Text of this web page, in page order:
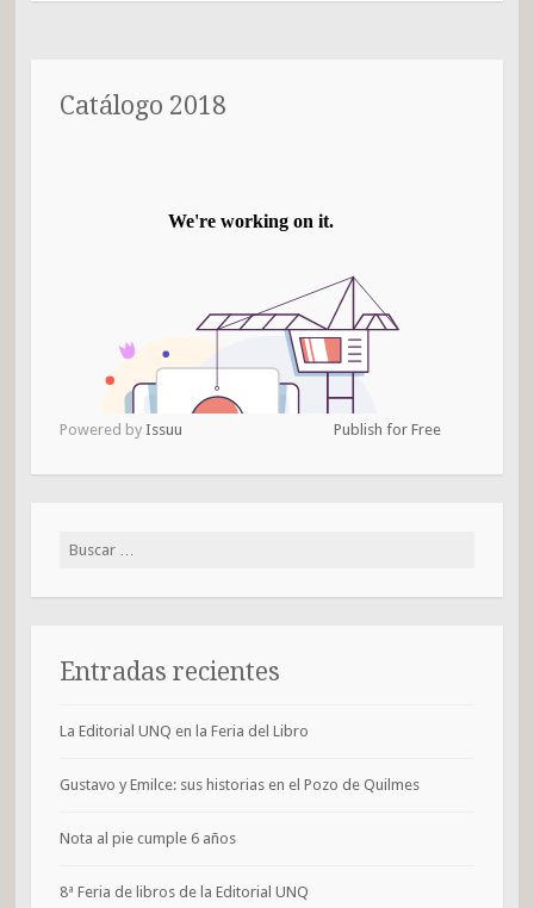
Catálogo 2018
Powered by Issuu Publish for Free
Buscar:
Entradas recientes
La Editorial UNQ en la Feria del Libro
Gustavo y Emilce: sus historias en el Pozo de Quilmes
Nota al pie cumple 6 años
8ª Feria de libros de la Editorial UNQ